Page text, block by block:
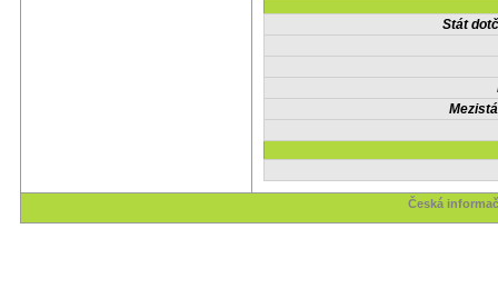
Stát
Česká